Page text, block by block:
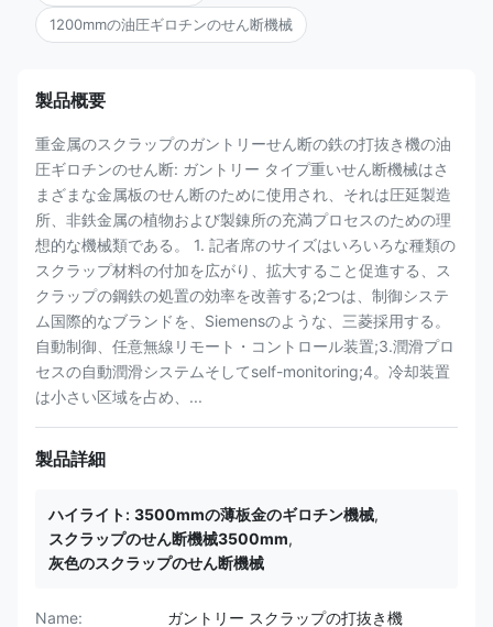
1200mmの油圧ギロチンのせん断機械
製品概要
重金属のスクラップのガントリーせん断の鉄の打抜き機の油
圧ギロチンのせん断: ガントリー タイプ重いせん断機械はさ
まざまな金属板のせん断のために使用され、それは圧延製造
所、非鉄金属の植物および製錬所の充満プロセスのための理
想的な機械類である。 1. 記者席のサイズはいろいろな種類の
スクラップ材料の付加を広がり、拡大すること促進する、ス
クラップの鋼鉄の処置の効率を改善する;2つは、制御システ
ム国際的なブランドを、Siemensのような、三菱採用する。
自動制御、任意無線リモート・コントロール装置;3.潤滑プロ
セスの自動潤滑システムそしてself-monitoring;4。冷却装置
は小さい区域を占め、...
製品詳細
ハイライト: 3500mmの薄板金のギロチン機械,
スクラップのせん断機械3500mm,
灰色のスクラップのせん断機械
Name:
ガントリー スクラップの打抜き機